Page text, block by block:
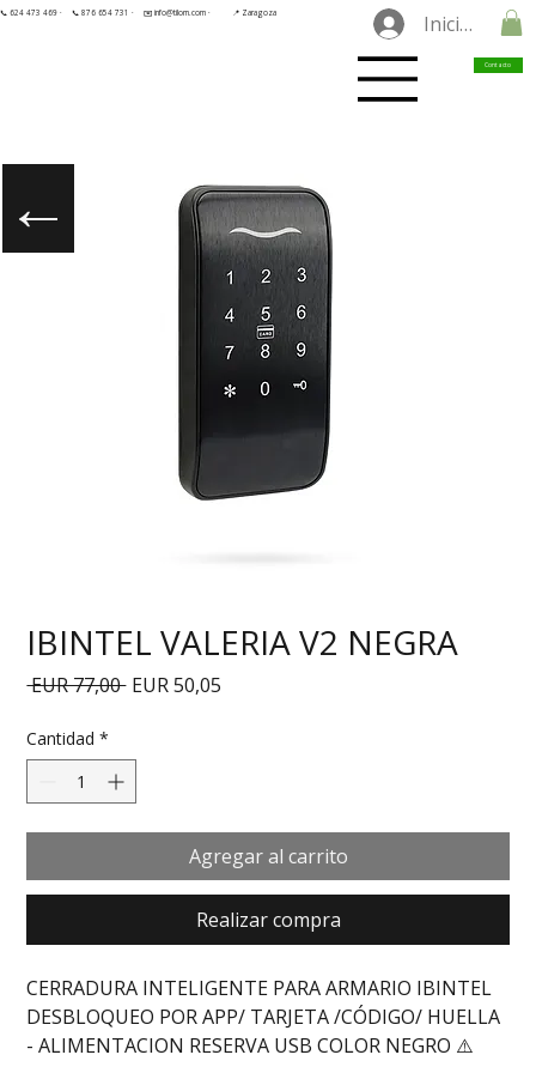
📞 624 473 469 · 📞 876 654 731 · ✉️ info@tilorn.com · 📍 Zaragoza Iniciar
Contacto
IBINTEL VALERIA V2 NEGRA
EUR 77,00 Precio
EUR 50,05
Cantidad *
Agregar al carrito
Realizar compra
CERRADURA INTELIGENTE PARA ARMARIO IBINTEL
DESBLOQUEO POR APP/ TARJETA /CÓDIGO/ HUELLA
- ALIMENTACION RESERVA USB COLOR NEGRO ⚠️
←